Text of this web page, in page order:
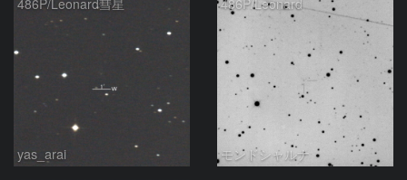
486P/Leonard彗星
yas_arai
486P/Leonard
モンドシャルナ